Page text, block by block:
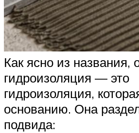
Как ясно из названия,
гидроизоляция — это
гидроизоляция,
основанию. Она
подвида: